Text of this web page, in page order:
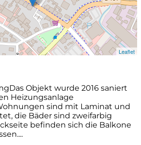
Leaflet
Objekt wurde 2016 saniert
Heizungsanlage
sind mit Laminat und
die Bäder sind zweifarbig
befinden sich die Balkone